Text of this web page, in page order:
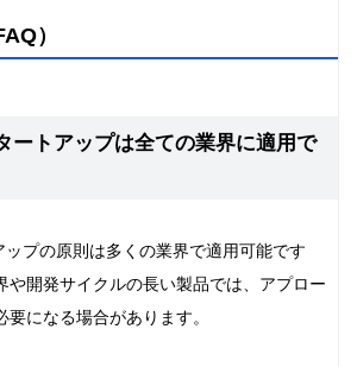
）
ートアップは全ての業界に適用で
プの原則は多くの業界で適用可能です
や開発サイクルの長い製品では、アプロー
になる場合があります。